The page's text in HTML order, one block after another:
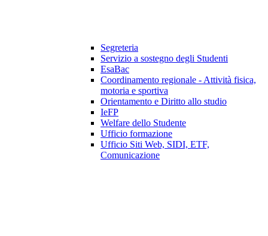
Segreteria
Servizio a sostegno degli Studenti
EsaBac
Coordinamento regionale - Attività fisica,
motoria e sportiva
Orientamento e Diritto allo studio
IeFP
Welfare dello Studente
Ufficio formazione
Ufficio Siti Web, SIDI, ETF,
Comunicazione